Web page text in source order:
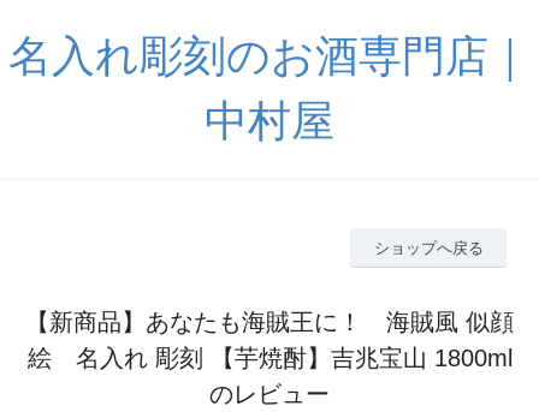
名入れ彫刻のお酒専門店｜
中村屋
ショップへ戻る
【新商品】あなたも海賊王に！ 海賊風 似顔
絵 名入れ 彫刻 【芋焼酎】吉兆宝山 1800ml
のレビュー